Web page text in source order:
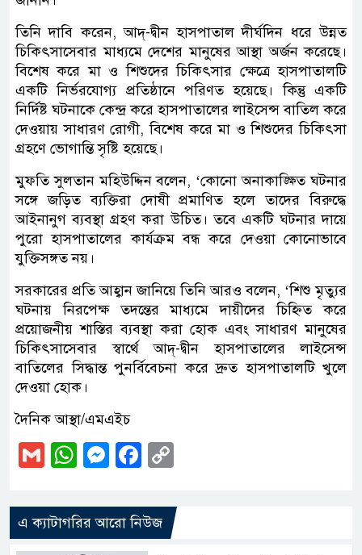
তিনি দাবি করেন, আদ্-দ্বীন হাসপাতাল দীর্ঘদিন ধরে উন্নত
চিকিৎসাসেবার মাধ্যমে দেশের মানুষের আস্থা অর্জন করেছে।
বিশেষ করে মা ও শিশুদের চিকিৎসার ক্ষেত্রে হাসপাতালটি
একটি নির্ভরযোগ্য প্রতিষ্ঠানে পরিণত হয়েছে। কিন্তু একটি
নির্দিষ্ট ঘটনাকে কেন্দ্র করে হাসপাতালের লাইসেন্স বাতিল করে
দেওয়ায় সাধারণ রোগী, বিশেষ করে মা ও শিশুদের চিকিৎসা
গ্রহণে ভোগান্তি সৃষ্টি হয়েছে।
মুফতি সুলতান মহিউদ্দিন বলেন, ‘কোনো অনাকাঙ্ক্ষিত ঘটনার
সঙ্গে জড়িত ব্যক্তিরা দোষী প্রমাণিত হলে তাদের বিরুদ্ধে
আইনানুগ ব্যবস্থা গ্রহণ করা উচিত। তবে একটি ঘটনার দায়ে
পুরো হাসপাতালের কার্যক্রম বন্ধ করে দেওয়া কোনোভাবে
যুক্তিসঙ্গত নয়।
সরকারের প্রতি আহ্বান জানিয়ে তিনি আরও বলেন, ‘শিশু মৃত্যুর
ঘটনায় নিরপেক্ষ তদন্তের মাধ্যমে দায়ীদের চিহ্নিত করে
প্রয়োজনীয় শাস্তির ব্যবস্থা করা হোক এবং সাধারণ মানুষের
চিকিৎসাসেবার স্বার্থে আদ্-দ্বীন হাসপাতালের লাইসেন্স
বাতিলের সিদ্ধান্ত পুনর্বিবেচনা করে দ্রুত হাসপাতালটি খুলে
দেওয়া হোক।
দৈনিক আস্থা/এমএইচ
GmailWhatsApp
Messenger
Facebook
এ ক্যাটাগরির আরো নিউজ